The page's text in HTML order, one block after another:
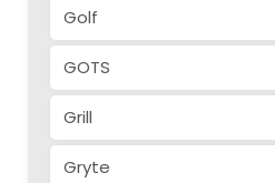
Golf
GOTS
Grill
Gryte